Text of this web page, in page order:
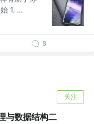
1. ...
8
关注
与数据结构二